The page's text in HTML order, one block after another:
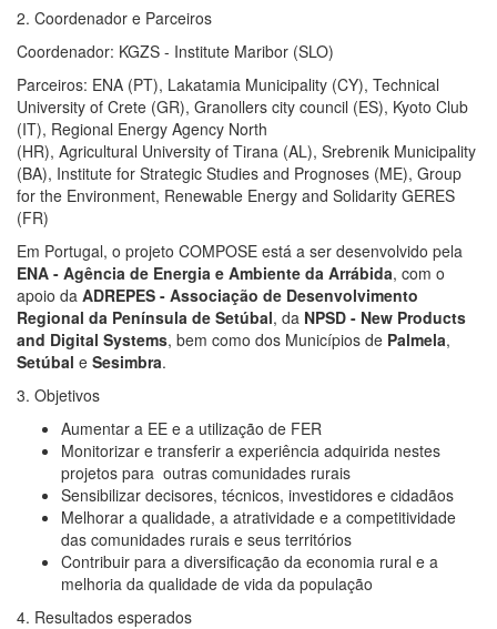
2. Coordenador e Parceiros
Coordenador: KGZS - Institute Maribor (SLO)
Parceiros: ENA (PT), Lakatamia Municipality (CY), Technical
University of Crete (GR), Granollers city council (ES), Kyoto Club
(IT), Regional Energy Agency North
(HR), Agricultural University of Tirana (AL), Srebrenik Municipality
(BA), Institute for Strategic Studies and Prognoses (ME), Group
for the Environment, Renewable Energy and Solidarity GERES
(FR)
Em Portugal, o projeto COMPOSE está a ser desenvolvido pela
ENA - Agência de Energia e Ambiente da Arrábida, com o
apoio da ADREPES - Associação de Desenvolvimento
Regional da Península de Setúbal, da NPSD - New Products
and Digital Systems, bem como dos Municípios de Palmela,
Setúbal e Sesimbra.
3. Objetivos
Aumentar a EE e a utilização de FER
Monitorizar e transferir a experiência adquirida nestes
projetos para outras comunidades rurais
Sensibilizar decisores, técnicos, investidores e cidadãos
Melhorar a qualidade, a atratividade e a competitividade
das comunidades rurais e seus territórios
Contribuir para a diversificação da economia rural e a
melhoria da qualidade de vida da população
4. Resultados esperados